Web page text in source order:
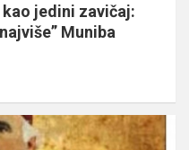
jedini zavičaj:
Muniba